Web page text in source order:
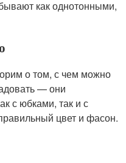
как однотонными,
о том, с чем можно
— они
с юбками, так и с
цвет и фасон.